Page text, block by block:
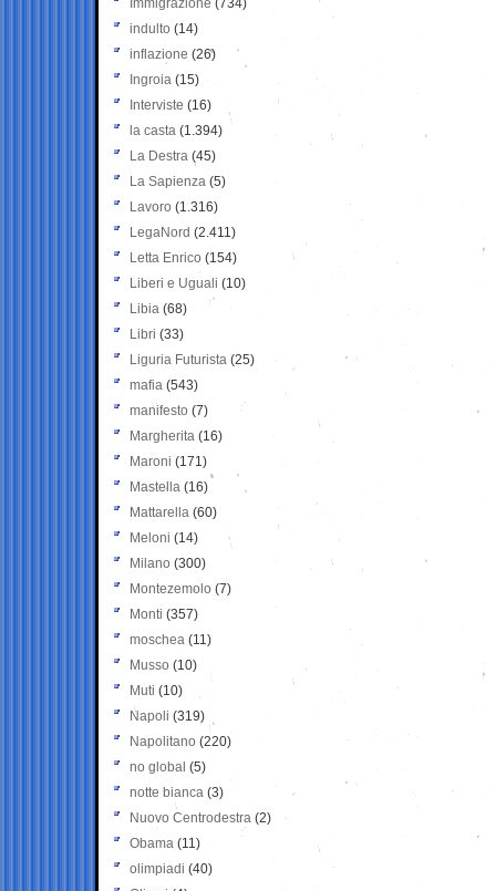
Immigrazione (734)
indulto (14)
inflazione (26)
Ingroia (15)
Interviste (16)
la casta (1.394)
La Destra (45)
La Sapienza (5)
Lavoro (1.316)
LegaNord (2.411)
Letta Enrico (154)
Liberi e Uguali (10)
Libia (68)
Libri (33)
Liguria Futurista (25)
mafia (543)
manifesto (7)
Margherita (16)
Maroni (171)
Mastella (16)
Mattarella (60)
Meloni (14)
Milano (300)
Montezemolo (7)
Monti (357)
moschea (11)
Musso (10)
Muti (10)
Napoli (319)
Napolitano (220)
no global (5)
notte bianca (3)
Nuovo Centrodestra (2)
Obama (11)
olimpiadi (40)